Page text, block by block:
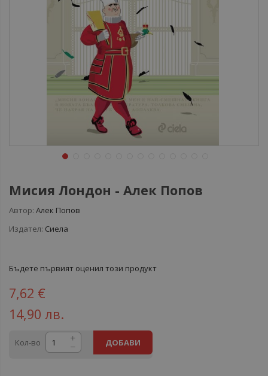
Мисия Лондон - Алек Попов
Автор: Алек Попов
Издател: Сиела
Бъдете първият оценил този продукт
7,62 €
14,90 лв.
Кол-во ДОБАВИ